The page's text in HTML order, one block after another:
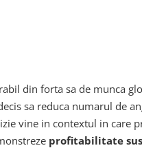
din forta sa de munca
sa reduca numarul de
vine in contextul in care
profitabilitate